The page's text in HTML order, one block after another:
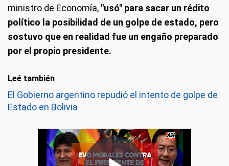
ministro de Economía, "usó" para sacar un rédito
político la posibilidad de un golpe de estado, pero
sostuvo que en realidad fue un engaño preparado
por el propio presidente.
Leé también
El Gobierno argentino repudió el intento de golpe de
Estado en Bolivia